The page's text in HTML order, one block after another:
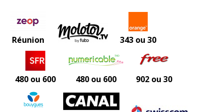
Réunion 343 ou 30
480 ou 600 480 ou 600 902 ou 30